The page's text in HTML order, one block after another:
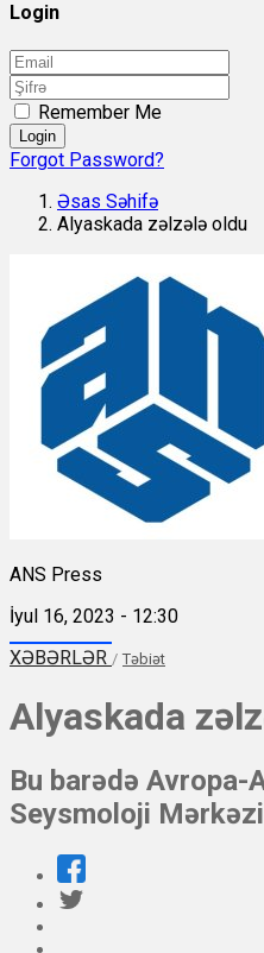
Login
Remember Me
Login
Forgot Password?
Əsas Səhifə
Alyaskada zəlzələ oldu
ANS Press
İyul 16, 2023 - 12:30
XƏBƏRLƏR / Təbiət
Alyaskada
Bu barədə Avropa-
Seysmoloji